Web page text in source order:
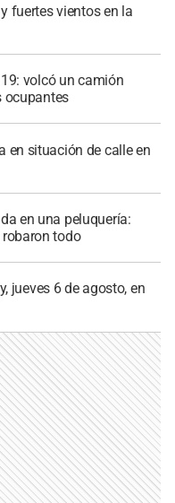
fuertes vientos en la
volcó un camión
ocupantes
en situación de calle en
en una peluquería:
todo
jueves 6 de agosto, en